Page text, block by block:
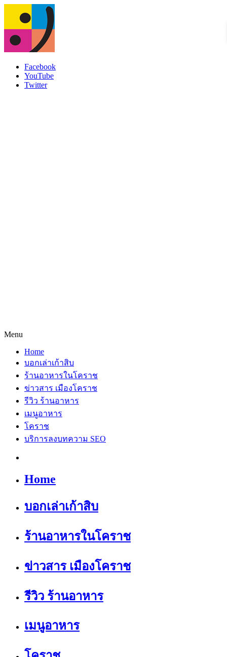
Facebook
YouTube
Twitter
Menu
Home
บอกเล่าเก้าสิบ
ร้านอาหารในโคราช
ข่าวสาร เมืองโคราช
รีวิว ร้านอาหาร
เมนูอาหาร
โคราช
บริการลงบทความ SEO
Home
บอกเล่าเก้าสิบ
ร้านอาหารในโคราช
ข่าวสาร เมืองโคราช
รีวิว ร้านอาหาร
เมนูอาหาร